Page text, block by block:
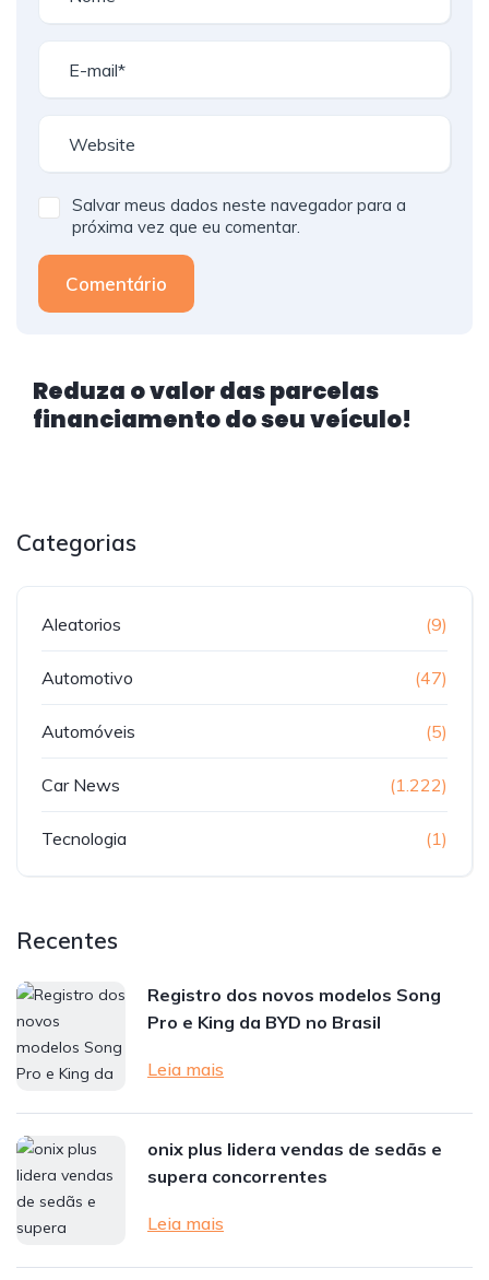
Salvar meus dados neste navegador para a
próxima vez que eu comentar.
Comentário
Reduza o valor das parcelas
financiamento do seu veículo!
Categorias
Aleatorios (9)
Automotivo (47)
Automóveis (5)
Car News (1.222)
Tecnologia (1)
Recentes
Registro dos novos modelos Song
Pro e King da BYD no Brasil
Leia mais
onix plus lidera vendas de sedãs e
supera concorrentes
Leia mais